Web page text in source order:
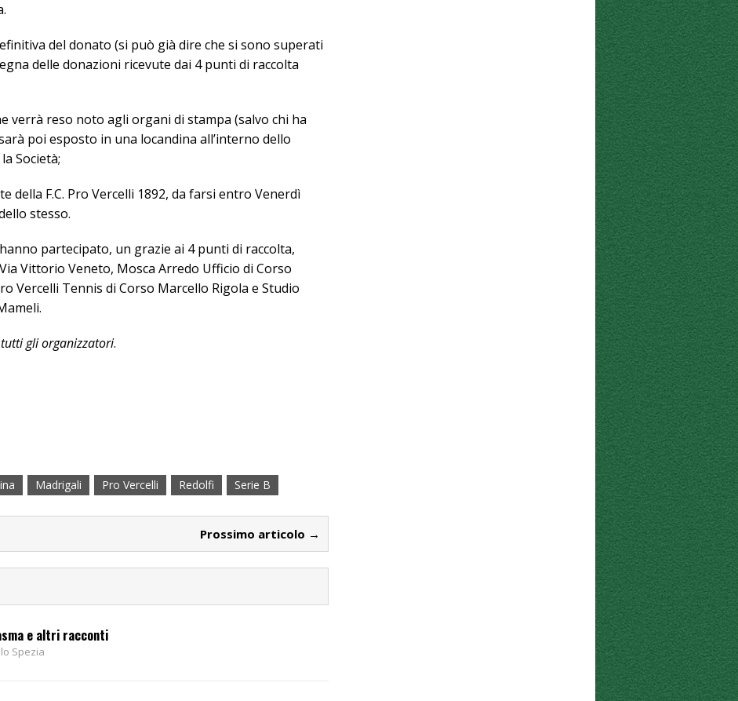
del donato (si può già dire che si sono superati
delle donazioni ricevute dai 4 punti di raccolta
reso noto agli organi di stampa (salvo chi ha
poi esposto in una locandina all’interno dello
Società;
F.C. Pro Vercelli 1892, da farsi entro Venerdì
stesso.
partecipato, un grazie ai 4 punti di raccolta,
Vittorio Veneto, Mosca Arredo Ufficio di Corso
Vercelli Tennis di Corso Marcello Rigola e Studio
gli organizzatori.
Madrigali Pro Vercelli Redolfi Serie B
Prossimo articolo →
e altri racconti
Spezia